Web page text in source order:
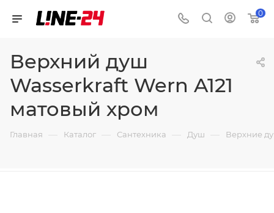
0
Верхний душ
Wasserkraft Wern A121
матовый хром
Главная — Каталог — Сантехника — Душ — Верхние